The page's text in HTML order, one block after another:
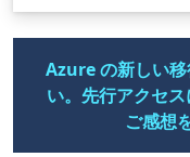
Azure の新しい
い。先行アクセ
ご感想